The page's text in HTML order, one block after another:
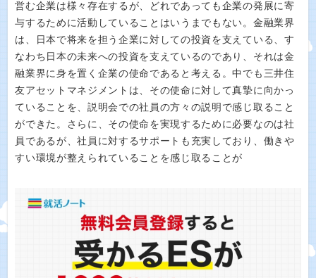
営む企業は様々存在するが、どれであっても企業の発展に寄
与するために活動していることはいうまでもない。金融業界
は、日本で将来を担う企業に対しての投資を支えている、す
なわち日本の未来への投資を支えているのであり、それは金
融業界に身を置く企業の使命であると考える。中でも三井住
友アセットマネジメントは、その使命に対して真摯に向かっ
ていることを、説明会での社員の方々の説明で感じ取ること
ができた。さらに、その使命を実現するために必要なのは社
員であるが、社員に対するサポートも充実しており、働きや
すい環境が整えられていることを感じ取ることが